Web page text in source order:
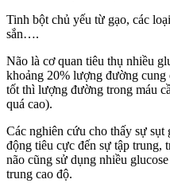
Tinh bột chủ yếu từ gạo, các
sắn….
Não là cơ quan tiêu thụ nhiều
khoảng 20% lượng đường
tốt thì lượng đường trong máu
quá cao).
Các nghiên cứu cho thấy sự
động tiêu cực đến sự tập trung,
não cũng sử dụng nhiều
trung cao độ.